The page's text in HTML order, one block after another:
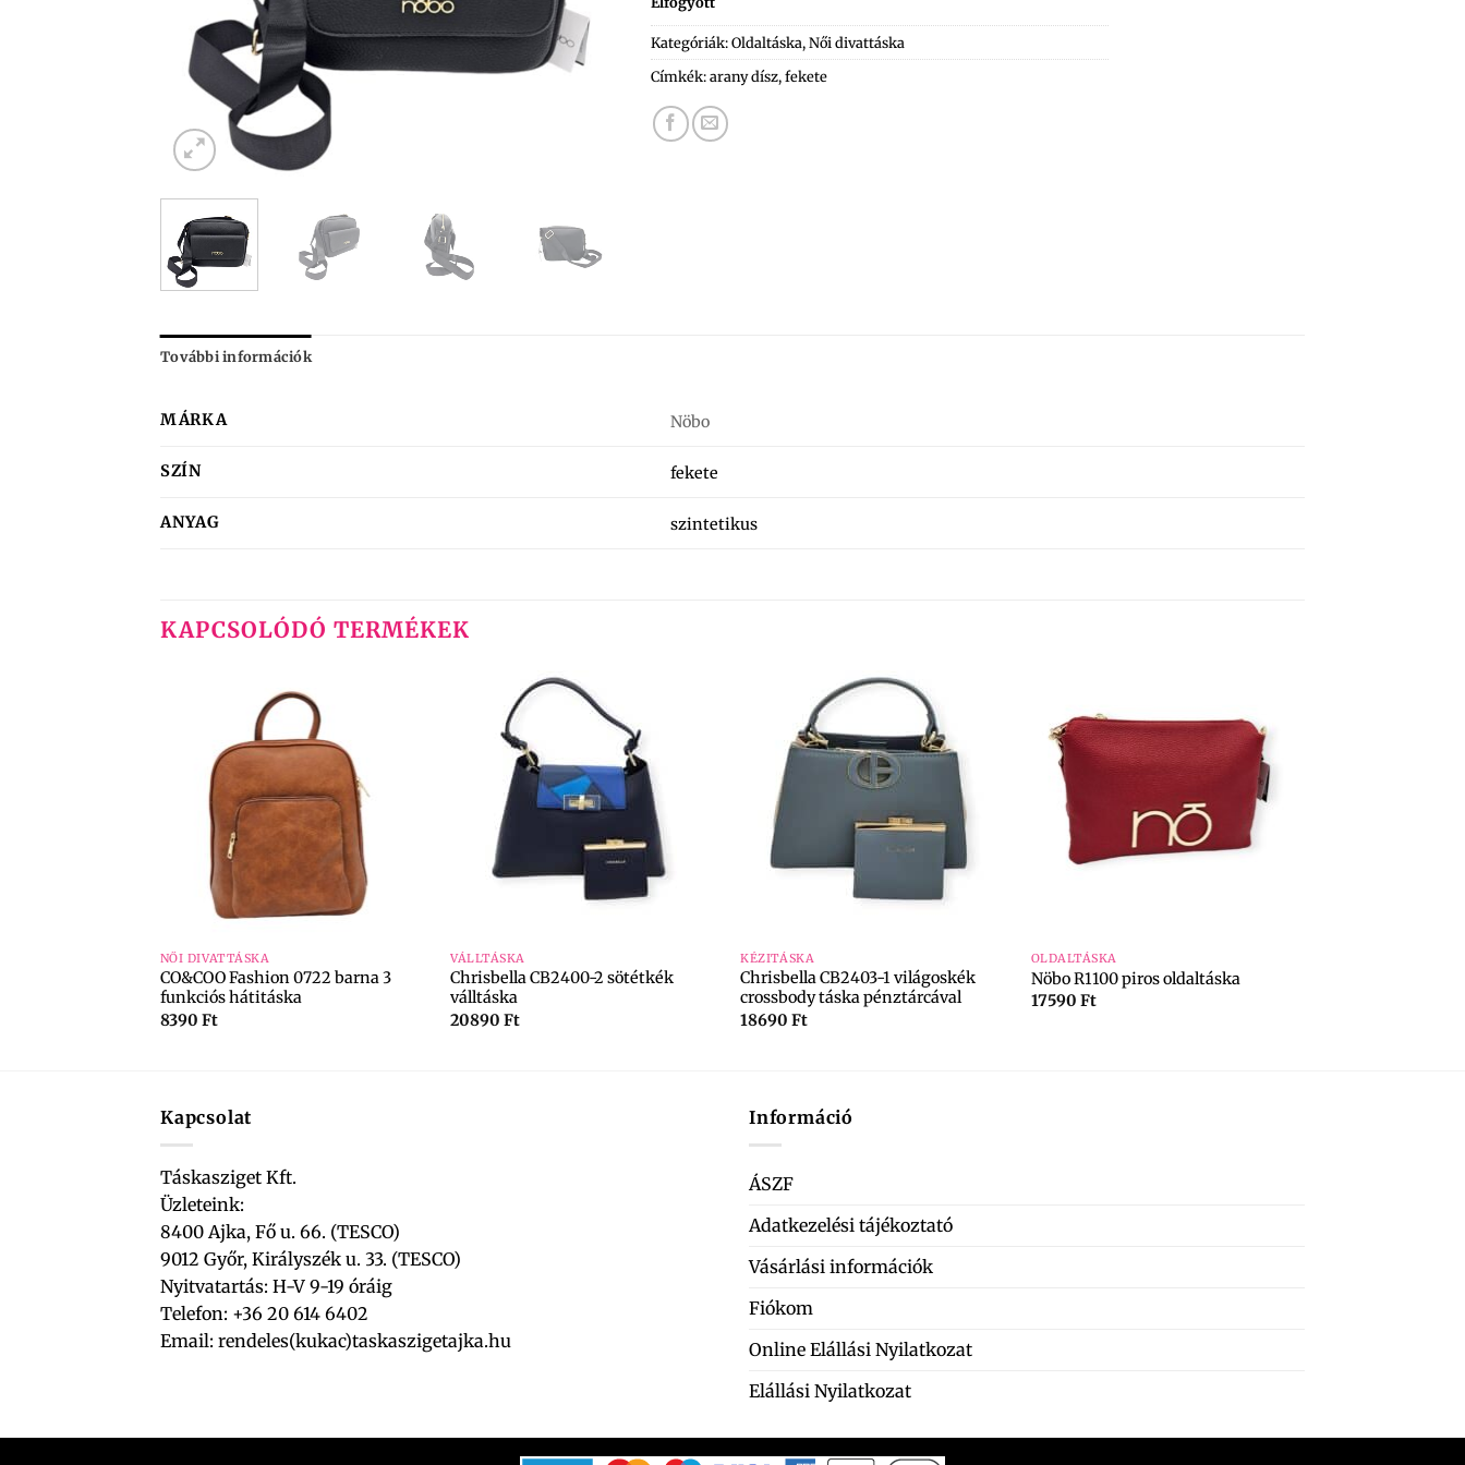
Kategóriák:Oldaltáska,Női divattáska
Címkék:arany dísz,fekete
További információk
MÁRKA Nöbo
SZÍN fekete
ANYAG szintetikus
KAPCSOLÓDÓ TERMÉKEK
NŐI DIVATTÁSKA
CO&COO Fashion 0722 barna 3
funkciós hátitáska
8390 Ft
VÁLLTÁSKA
Chrisbella CB2400-2 sötétkék
válltáska
20890Ft
KÉZITÁSKA
Chrisbella CB2403-1 világoskék
crossbody táska pénztárcával
18690Ft
OLDALTÁSKA
Nöbo R1100 piros oldaltáska
17590 Ft
Kapcsolat
Táskasziget Kft.
Üzleteink:
8400 Ajka, Fő u. 66. (TESCO)
9012 Győr, Királyszék u. 33. (TESCO)
Nyitvatartás: H-V 9-19 óráig
Telefon: +36 20 614 6402
Email: rendeles(kukac)taskaszigetajka.hu
Információ
ÁSZF
Adatkezelési tájékoztató
Vásárlási információk
Fiókom
Online Elállási Nyilatkozat
Elállási Nyilatkozat